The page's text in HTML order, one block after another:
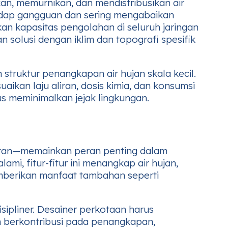
memurnikan, dan mendistribusikan air
gangguan dan sering mengabaikan
kapasitas pengolahan di seluruh jaringan
solusi dengan iklim dan topografi spesifik
penangkapan air hujan skala kecil.
laju aliran, dosis kimia, dan konsumsi
meminimalkan jejak lingkungan.
peran penting dalam
fitur-fitur ini menangkap air hujan,
manfaat tambahan seperti
Desainer perkotaan harus
pada penangkapan,